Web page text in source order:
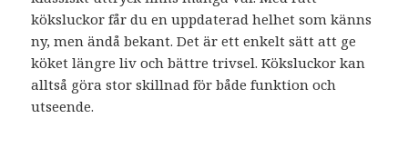
köksluckor får du en uppdaterad helhet som känns
ny, men ändå bekant. Det är ett enkelt sätt att ge
köket längre liv och bättre trivsel. Köksluckor kan
alltså göra stor skillnad för både funktion och
utseende.